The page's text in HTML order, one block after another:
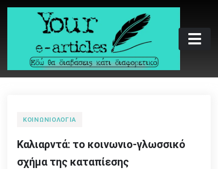
Skip
Your e-articles
Εδώ θα διαβάσεις κάτι διαφορετικό
ΚΟΙΝΩΝΙΟΛΟΓΊΑ
Καλιαρντά: το κοινωνιο-γλωσσικό
σχήμα της καταπίεσης